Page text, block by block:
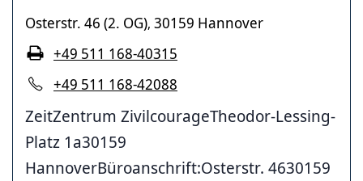
Osterstr. 46 (2. OG), 30159 Hannover
+49 511 168-42088
+49 511 168-40315
ZeitZentrum ZivilcourageTheodor-Lessing-
Platz 1a30159
HannoverBüroanschrift:Osterstr. 4630159